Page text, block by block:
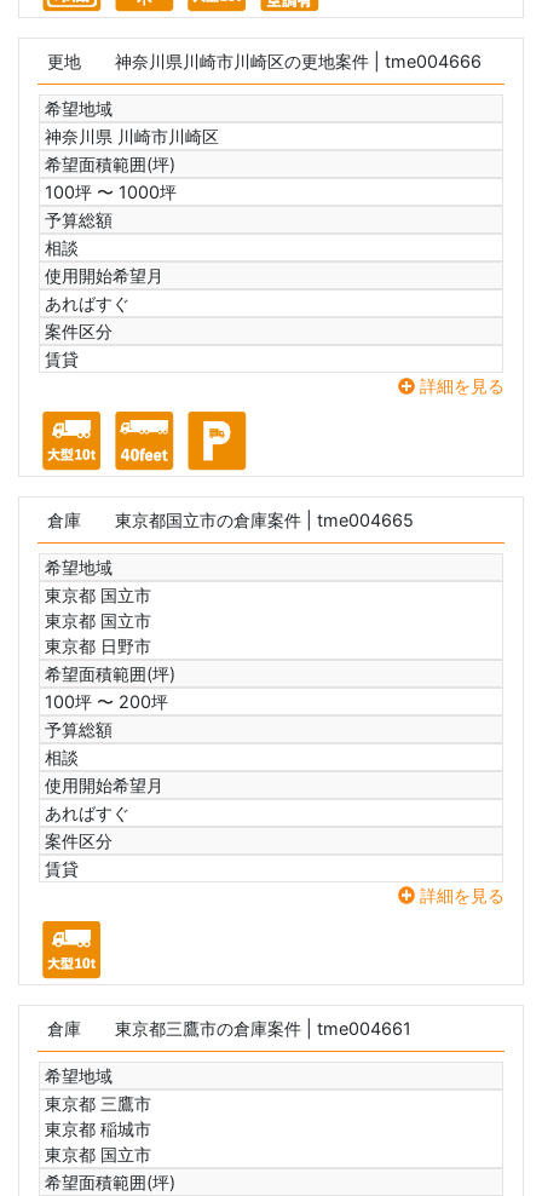
更地 神奈川県川崎市川崎区の更地案件 | tme004666
希望地域
神奈川県 川崎市川崎区
希望面積範囲(坪)
100坪 〜 1000坪
予算総額
相談
使用開始希望月
あればすぐ
案件区分
賃貸
詳細を見る
倉庫 東京都国立市の倉庫案件 | tme004665
希望地域
東京都 国立市
東京都 国立市
東京都 日野市
希望面積範囲(坪)
100坪 〜 200坪
予算総額
相談
使用開始希望月
あればすぐ
案件区分
賃貸
詳細を見る
倉庫 東京都三鷹市の倉庫案件 | tme004661
希望地域
東京都 三鷹市
東京都 稲城市
東京都 国立市
希望面積範囲(坪)